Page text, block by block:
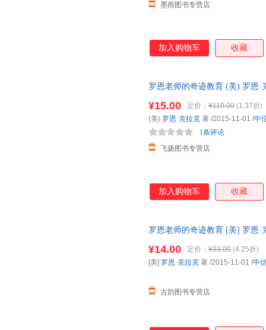
墨雨图书专营店
加入购物车 收藏
罗恩老师的奇迹教育 (美) 罗恩
¥15.00 定价： ¥110.00 (1.37折)
飞扬图书专营店
1条评论
(美) 罗恩·克拉克 著 /2015-11-01 /中
加入购物车 收藏
罗恩老师的奇迹教育 [美] 罗恩
¥14.00 定价： ¥33.00 (4.25折)
古韵图书专营店
[美] 罗恩·克拉克 著 /2015-11-01 /中